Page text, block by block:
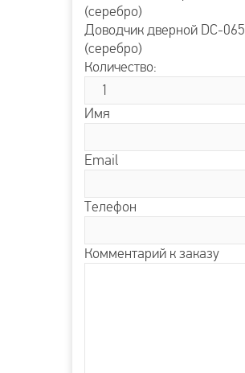
Доводчик дверной DC-065
(серебро)
Количество:
Имя
Email
Телефон
Комментарий к заказу